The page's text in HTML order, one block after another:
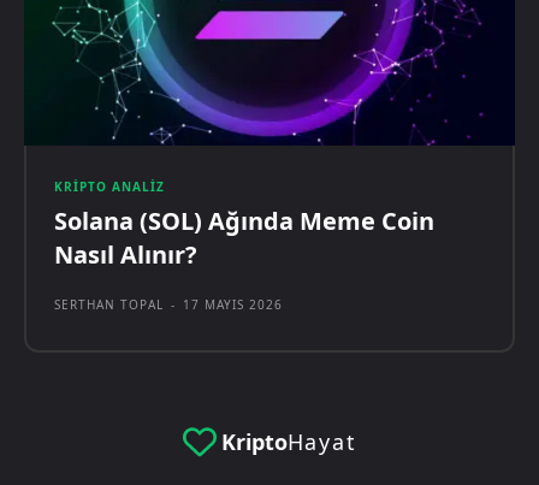
KRIPTO ANALIZ
Solana (SOL) Ağında Meme Coin
Nasıl Alınır?
SERTHAN TOPAL - 17 MAYIS 2026
KriptoHayat